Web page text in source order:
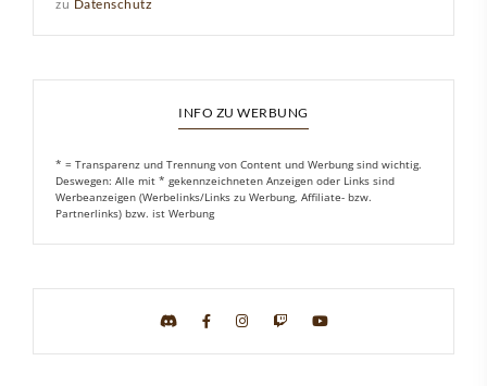
zu Datenschutz
INFO ZU WERBUNG
* = Transparenz und Trennung von Content und Werbung sind wichtig.
Deswegen: Alle mit * gekennzeichneten Anzeigen oder Links sind
Werbeanzeigen (Werbelinks/Links zu Werbung, Affiliate- bzw.
Partnerlinks) bzw. ist Werbung